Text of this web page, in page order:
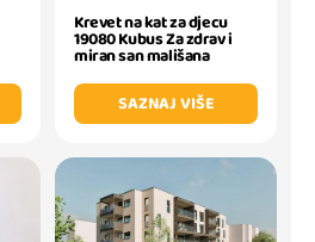
Krevet na kat za djecu
19080 Kubus Za zdrav i
miran san mališana
SAZNAJ VIŠE